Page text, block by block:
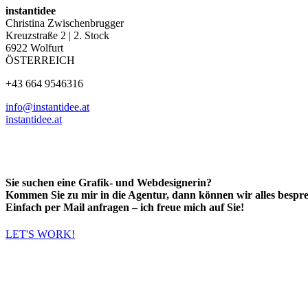
instantidee
Christina Zwischenbrugger
Kreuzstraße 2 | 2. Stock
6922 Wolfurt
ÖSTERREICH
+43 664 9546316
info@instantidee.at
instantidee.at
Sie suchen eine Grafik- und Webdesignerin?
Kommen Sie zu mir in die Agentur, dann können wir alles
Einfach per Mail anfragen – ich freue mich aufSie!
LET'S WORK!